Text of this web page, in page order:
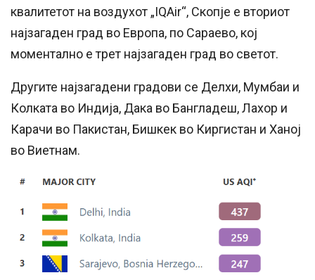
квалитетот на воздухот „IQAir“, Скопје е вториот
најзагаден град во Европа, по Сараево, кој
моментално е трет најзагаден град во светот.
Другите најзагадени градови се Делхи, Мумбаи и
Колката во Индија, Дака во Бангладеш, Лахор и
Карачи во Пакистан, Бишкек во Киргистан и Ханој
во Виетнам.